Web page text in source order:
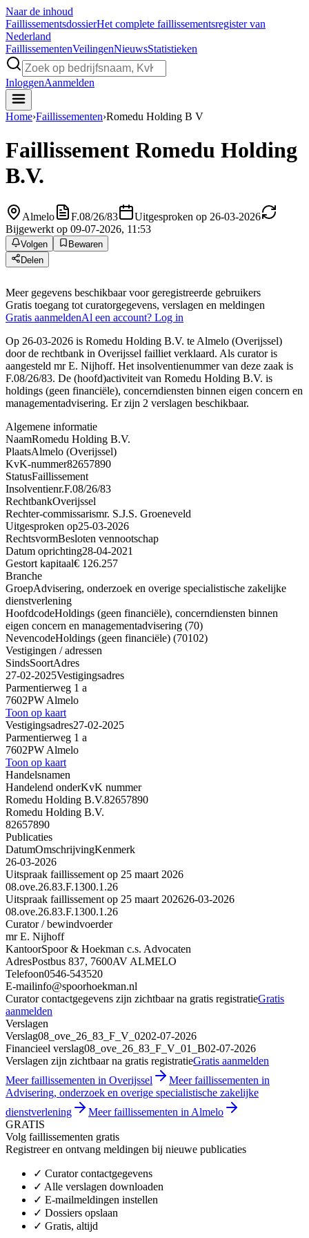
Naar de inhoud
FaillissementsdossierHet complete faillissementsregister van
Nederland
FaillissementenVeilingenNieuwsStatistieken
InloggenAanmelden
Home›Faillissementen›Romedu Holding B V
Faillissement Romedu Holding
B.V.
Almelo F.08/26/83
Uitgesproken op 26-03-2026
Bijgewerkt op 09-07-2026, 11:53
Volgen
Bewaren
Delen
Meer gegevens beschikbaar voor geregistreerde gebruikers
Gratis toegang tot curatorgegevens, verslagen en meldingen
Gratis aanmeldenAl een account? Log in
Op 26-03-2026 is Romedu Holding B.V. te Almelo (Overijssel)
door de rechtbank in Overijssel failliet verklaard. Als curator is
aangesteld mr E. Nijhoff. Het insolventienummer van deze zaak is
F.08/26/83. De (hoofd)activiteit van Romedu Holding B.V. is
holdings (geen financiële), concerndiensten binnen eigen concern en
managementadvisering. Er zijn 2 verslagen beschikbaar.
Algemene informatie
NaamRomedu Holding B.V.
PlaatsAlmelo (Overijssel)
KvK-nummer82657890
StatusFaillissement
Insolventienr.F.08/26/83
RechtbankOverijssel
Rechter-commissarismr. S.J.S. Groeneveld
Uitgesproken op25-03-2026
RechtsvormBesloten vennootschap
Datum oprichting28-04-2021
Gestort kapitaal€ 126.257
Branche
GroepAdvisering, onderzoek en overige specialistische zakelijke
dienstverlening
HoofdcodeHoldings (geen financiële), concerndiensten binnen
eigen concern en managementadvisering (70)
NevencodeHoldings (geen financiële) (70102)
Vestigingen / adressen
SindsSoortAdres
27-02-2025Vestigingsadres
Parmentierweg 1 a
7602PW Almelo
Toon op kaart
Vestigingsadres27-02-2025
Parmentierweg 1 a
7602PW Almelo
Toon op kaart
Handelsnamen
Handelend onderKvK nummer
Romedu Holding B.V.82657890
Romedu Holding B.V.
82657890
Publicaties
DatumOmschrijvingKenmerk
26-03-2026
Uitspraak faillissement op 25 maart 2026
08.ove.26.83.F.1300.1.26
Uitspraak faillissement op 25 maart 202626-03-2026
08.ove.26.83.F.1300.1.26
Curator / bewindvoerder
mr E. Nijhoff
KantoorSpoor & Hoekman c.s. Advocaten
AdresPostbus 837, 7600AV ALMELO
Telefoon0546-543520
E-mailinfo@spoorhoekman.nl
Curator contactgegevens zijn zichtbaar na gratis registratieGratis
aanmelden
Verslagen
Verslag08_ove_26_83_F_V_0202-07-2026
Financieel verslag08_ove_26_83_F_V_01_B02-07-2026
Verslagen zijn zichtbaar na gratis registratieGratis aanmelden
Meer faillissementen in Overijssel
Meer faillissementen in
Advisering, onderzoek en overige specialistische zakelijke
dienstverlening
Meer faillissementen in Almelo
GRATIS
Volg faillissementen gratis
Registreer en ontvang meldingen bij nieuwe publicaties
✓ Curator contactgegevens
✓ Alle verslagen downloaden
✓ E-mailmeldingen instellen
✓ Dossiers opslaan
✓ Gratis, altijd